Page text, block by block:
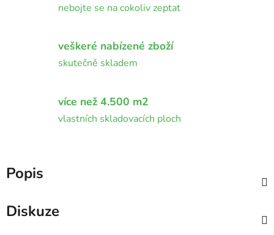
nebojte se na cokoliv zeptat
veškeré nabízené zboží
skutečně skladem
více než 4.500 m2
vlastních skladovacích ploch
Popis
Diskuze